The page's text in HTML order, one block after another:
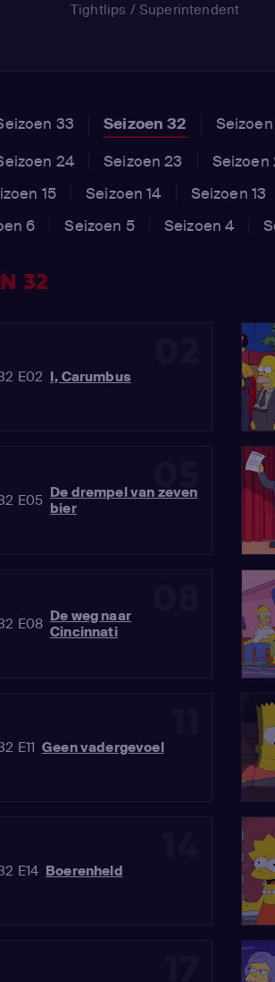
Tightlips / Superintendent
33 Seizoen 32 Seizoen
24 Seizoen 23 Seizoen
15 Seizoen 14 Seizoen 13
6 Seizoen 5 Seizoen 4
32
E02 I, Carumbus
E05 De drempel van zeven
bier
E08 De weg naar
Cincinnati
E11 Geen vadergevoel
E14 Boerenheld